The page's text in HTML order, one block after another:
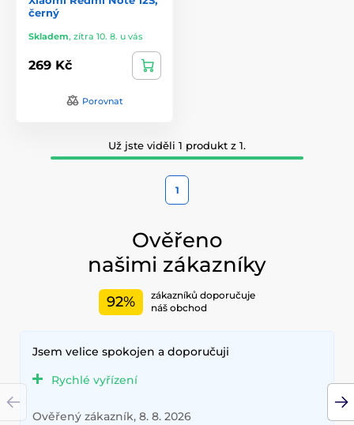
černý
Skladem, zítra 10. 8. u vás
269 Kč
Porovnat
Už jste viděli 1 produkt z 1.
1
Ověřeno
našimi zákazníky
92%
zákazníků doporučuje
náš obchod
Jsem velice spokojen a doporučuji
Rychlé vyřízení
Ověřený zákazník, 8. 8. 2026